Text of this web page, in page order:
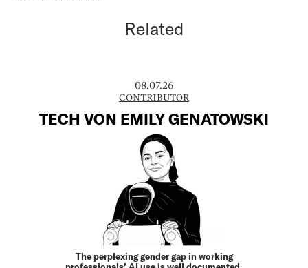
Related
08.07.26
CONTRIBUTOR
TECH VON EMILY GENATOWSKI
The perplexing gender gap in working